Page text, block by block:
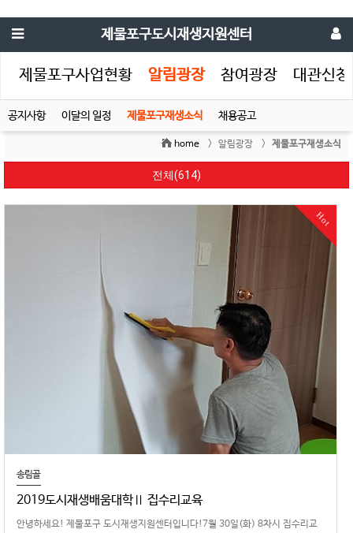
제물포구도시재생지원센터
제물포구사업현황 알림광장 참여광장 대관신청
공지사항 이달의 일정 제물포구재생소식 채용공고
home > 알림광장 > 제물포구재생소식
전체(614)
Hot
송림골
2019도시재생배움대학Ⅱ 집수리교육
안녕하세요! 제물포구 도시재생지원센터입니다!7월 30일(화) 8차시 집수리교